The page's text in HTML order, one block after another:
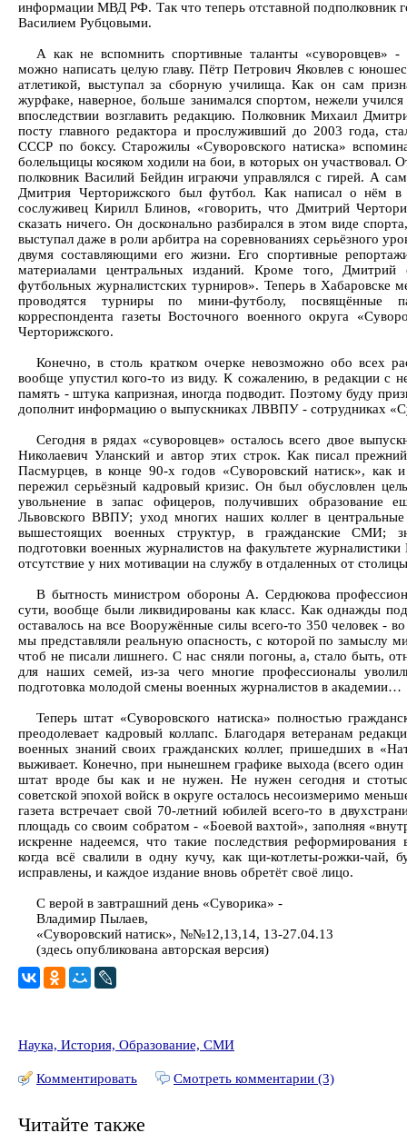
информации МВД РФ. Так что теперь отставной подполковник
Василием Рубцовыми.
А как не вспомнить спортивные таланты «суворовцев»
можно написать целую главу. Пётр Петрович Яковлев с
атлетикой, выступал за сборную училища. Как он сам
журфаке, наверное, больше занимался спортом, нежели
впоследствии возглавить редакцию. Полковник Михаил
посту главного редактора и прослуживший до 2003 года,
СССР по боксу. Старожилы «Суворовского натиска»
болельщицы косяком ходили на бои, в которых он участвовал.
полковник Василий Бейдин играючи управлялся с гирей. А
Дмитрия Черторижского был футбол. Как написал о нём
сослуживец Кирилл Блинов, «говорить, что Дмитрий
сказать ничего. Он досконально разбирался в этом виде
выступал даже в роли арбитра на соревнованиях серьёзного
двумя составляющими его жизни. Его спортивные
материалами центральных изданий. Кроме того, Дмитрий
футбольных журналистских турниров». Теперь в
проводятся турниры по мини-футболу, посвящённые
корреспондента газеты Восточного военного округа
Черторижского.
Конечно, в столь кратком очерке невозможно обо всех
вообще упустил кого-то из виду. К сожалению, в редакции с
память - штука капризная, иногда подводит. Поэтому буду
дополнит информацию о выпускниках ЛВВПУ - сотрудниках
Сегодня в рядах «суворовцев» осталось всего двое
Николаевич Уланский и автор этих строк. Как писал
Пасмурцев, в конце 90-х годов «Суворовский натиск», как
пережил серьёзный кадровый кризис. Он был обусловлен
увольнение в запас офицеров, получивших образование
Львовского ВВПУ; уход многих наших коллег в
вышестоящих военных структур, в гражданские СМИ;
подготовки военных журналистов на факультете
отсутствие у них мотивации на службу в отдаленных от
В бытность министром обороны А. Сердюкова
сути, вообще были ликвидированы как класс. Как однажды
оставалось на все Вооружённые силы всего-то 350 человек
мы представляли реальную опасность, с которой по замыслу
чтоб не писали лишнего. С нас сняли погоны, а, стало быть,
для наших семей, из-за чего многие профессионалы
подготовка молодой смены военных журналистов в академии…
Теперь штат «Суворовского натиска» полностью
преодолевает кадровый коллапс. Благодаря ветеранам
военных знаний своих гражданских коллег, пришедших в
выживает. Конечно, при нынешнем графике выхода (всего
штат вроде бы как и не нужен. Не нужен сегодня и
советской эпохой войск в округе осталось несоизмеримо
газета встречает свой 70-летний юбилей всего-то в
площадь со своим собратом - «Боевой вахтой», заполняя
искренне надеемся, что такие последствия реформирования
когда всё свалили в одну кучу, как щи-котлеты-рожки-чай,
исправлены, и каждое издание вновь обретёт своё лицо.
С верой в завтрашний день «Суворика» -
Владимир Пылаев,
«Суворовский натиск», №№12,13,14, 13-27.04.13
(здесь опубликована авторская версия)
Наука, История, Образование, СМИ
Комментировать Смотреть комментарии (3)
Читайте также